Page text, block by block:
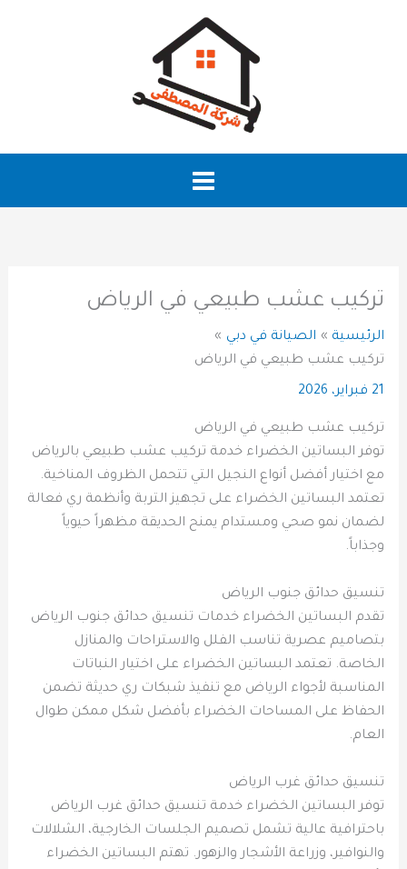
تركيب عشب طبيعي في الرياض
الرئيسية
الصيانة في دبي
تركيب عشب طبيعي في الرياض
21 فبراير، 2026
تركيب عشب طبيعي في الرياض
توفر البساتين الخضراء خدمة تركيب عشب طبيعي بالرياض
مع اختيار أفضل أنواع النجيل التي تتحمل الظروف المناخية.
تعتمد البساتين الخضراء على تجهيز التربة وأنظمة ري فعالة
لضمان نمو صحي ومستدام يمنح الحديقة مظهراً حيوياً
وجذاباً.
تنسيق حدائق جنوب الرياض
تقدم البساتين الخضراء خدمات تنسيق حدائق جنوب الرياض
بتصاميم عصرية تناسب الفلل والاستراحات والمنازل
الخاصة. تعتمد البساتين الخضراء على اختيار النباتات
المناسبة لأجواء الرياض مع تنفيذ شبكات ري حديثة تضمن
الحفاظ على المساحات الخضراء بأفضل شكل ممكن طوال
العام.
تنسيق حدائق غرب الرياض
توفر البساتين الخضراء خدمة تنسيق حدائق غرب الرياض
باحترافية عالية تشمل تصميم الجلسات الخارجية، الشلالات
والنوافير، وزراعة الأشجار والزهور. تهتم البساتين الخضراء